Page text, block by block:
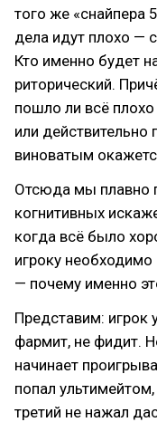
того же «снайпера
дела идут плохо —
Кто именно будет
риторический.
пошло ли всё плохо
или действительно
виноватым
Отсюда мы плавно
когнитивных
когда всё было
игроку
— почему именно
Представим: игрок
фармит, не фидит.
начинает
попал
третий не нажал